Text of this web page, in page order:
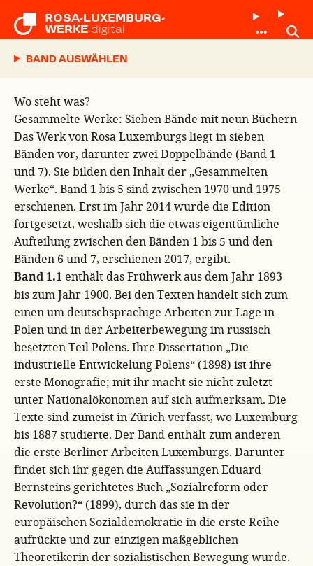
ROSA-LUXEMBURG-
WERKE digital
BAND AUSWÄHLEN
Wo steht was?
Gesammelte Werke: Sieben Bände mit neun Büchern
Das Werk von Rosa Luxemburgs liegt in sieben
Bänden vor, darunter zwei Doppelbände (Band 1
und 7). Sie bilden den Inhalt der „Gesammelten
Werke“. Band 1 bis 5 sind zwischen 1970 und 1975
erschienen. Erst im Jahr 2014 wurde die Edition
fortgesetzt, weshalb sich die etwas eigentümliche
Aufteilung zwischen den Bänden 1 bis 5 und den
Bänden 6 und 7, erschienen 2017, ergibt.
Band 1.1 enthält das Frühwerk aus dem Jahr 1893
bis zum Jahr 1900. Bei den Texten handelt sich zum
einen um deutschsprachige Arbeiten zur Lage in
Polen und in der Arbeiterbewegung im russisch
besetzten Teil Polens. Ihre Dissertation „Die
industrielle Entwickelung Polens“ (1898) ist ihre
erste Monografie; mit ihr macht sie nicht zuletzt
unter Nationalökonomen auf sich aufmerksam. Die
Texte sind zumeist in Zürich verfasst, wo Luxemburg
bis 1887 studierte. Der Band enthält zum anderen
die erste Berliner Arbeiten Luxemburgs. Darunter
findet sich ihr gegen die Auffassungen Eduard
Bernsteins gerichtetes Buch „Sozialreform oder
Revolution?“ (1899), durch das sie in der
europäischen Sozialdemokratie in die erste Reihe
aufrückte und zur einzigen maßgeblichen
Theoretikerin der sozialistischen Bewegung wurde.